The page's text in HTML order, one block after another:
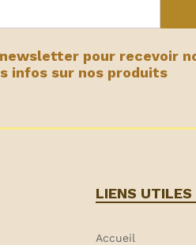
pour recevoir
infos sur nos produits
LIENS UTILES
Accueil